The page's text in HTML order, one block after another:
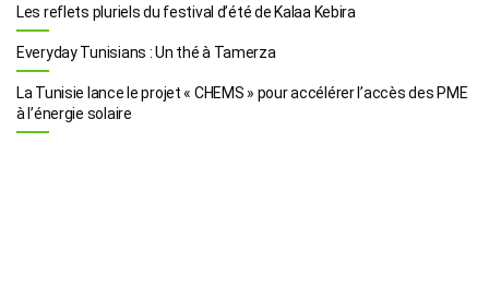
Les reflets pluriels du festival d’été de Kalaa Kebira
Everyday Tunisians : Un thé à Tamerza
La Tunisie lance le projet « CHEMS » pour accélérer l’accès des PME
à l’énergie solaire